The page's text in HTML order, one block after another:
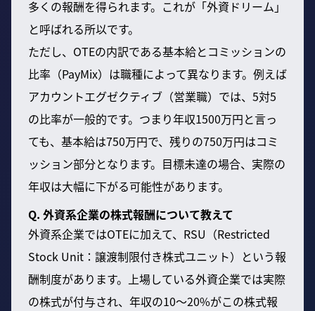
多くの報酬を得られます。これが「外資ドリーム」
と呼ばれる所以です。
ただし、OTEの内訳である基本給とコミッションの
比率（PayMix）は職種によって異なります。例えば
アカウントエグゼクティブ（営業職）では、5対5
の比率が一般的です。つまり年収1500万円と言っ
ても、基本給は750万円で、残りの750万円はコミ
ッション部分となります。目標未達の場合、実際の
年収は大幅に下がる可能性があります。
Q. 外資系企業の株式報酬について教えて
外資系企業ではOTEに加えて、RSU（Restricted
Stock Unit：譲渡制限付き株式ユニット）という報
酬制度があります。上場している外資企業では実際
の株式が付与され、年収の10〜20%がこの株式報